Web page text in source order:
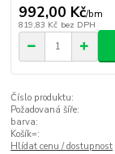
992,00 Kč/bm
819,83 Kč bez DPH
Číslo produktu:
Požadovaná šíře:
barva:
Košík=:
Hlídat cenu / dostupnost